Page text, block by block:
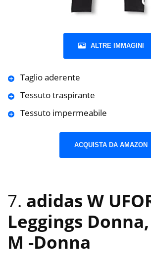
ALTRE IMMAGINI
Taglio aderente
Tessuto traspirante
Tessuto impermeabile
ACQUISTA DA AMAZON
7. adidas W
Leggings
M -Donna